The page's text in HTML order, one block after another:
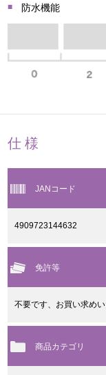
防水機能
仕様
JANコード
4909723144632
免許等
不要です、お買い求め
商品カテゴリ